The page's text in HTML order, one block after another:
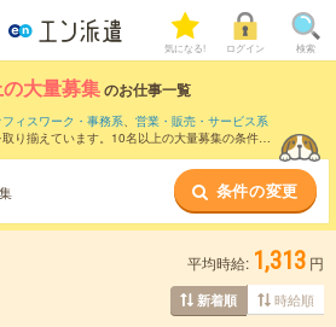
気になる! ログイン 検索
大量募集のお仕事一覧
フィスワーク・事務系、 営業・販売・サービス系
り揃えています。10名以上の大量募集の条件の
条件の変更
平均時給: 1,313 円
新着順 時給順